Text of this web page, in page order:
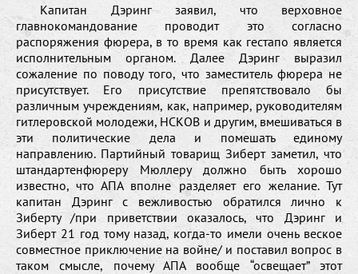
Капитан Дэринг заявил, что верховное
главнокомандование проводит это согласно
распоряжения фюрера, в то время как гестапо является
исполнительным органом. Далее Дэринг выразил
сожаление по поводу того, что заместитель фюрера не
присутствует. Его присутствие препятствовало бы
различным учреждениям, как, например, руководителям
гитлеровской молодежи, НСКОВ и другим, вмешиваться в
эти политические дела и помешать единому
направлению. Партийный товарищ Зиберт заметил, что
штандартенфюреру Мюллеру должно быть хорошо
известно, что АПА вполне разделяет его желание. Тут
капитан Дэринг с вежливостью обратился лично к
Зиберту /при приветствии оказалось, что Дэринг и
Зиберт 21 год тому назад, когда-то имели очень веское
совместное приключение на войне/ и поставил вопрос в
таком смысле, почему АПА вообще “освещает” этот